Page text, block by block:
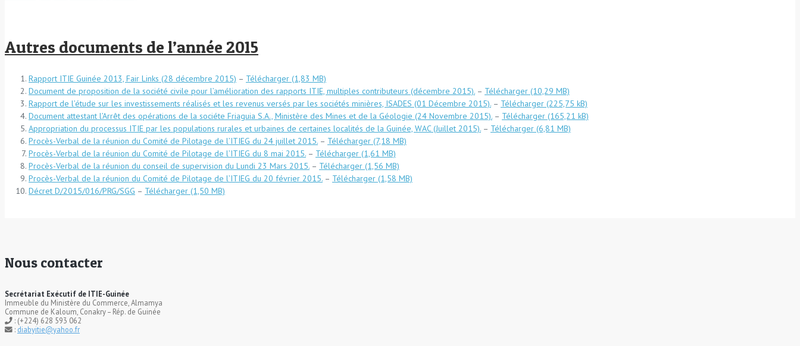
Autres documents de l’année 2015
Rapport ITIE Guinée 2013, Fair Links (28 décembre 2015) – Télécharger
Document de proposition de la société civile pour l’amélioration des rapports ITIE, multiples contributeurs (décembre 2015). – Télécharger
Rapport de l’étude sur les investissements réalisés et les revenus versés par les sociétés minières, ISADES (01 Décembre 2015). – Télécharger
Document attestant l’Arrêt des opérations de la sociéte Friaguia S.A., Ministère des Mines et de la Géologie (24 Novembre 2015). – Télécharger
Appropriation du processus ITIE par les populations rurales et urbaines de certaines localités de la Guinée, WAC (Juillet 2015). – Télécharger
Procès-Verbal de la réunion du Comité de Pilotage de l’ITIEG du 24 juillet 2015. – Télécharger
Procès-Verbal de la réunion du Comité de Pilotage de l’ITIEG du 8 mai 2015. – Télécharger
Procès-Verbal de la réunion du conseil de supervision du Lundi 23 Mars 2015. – Télécharger
Procès-Verbal de la réunion du Comité de Pilotage de l’ITIEG du 20 février 2015. – Télécharger
Décret D/2015/016/PRG/SGG – Télécharger
Nous contacter
Secrétariat Exécutif de ITIE-Guinée
Immeuble du Ministère du Commerce, Almamya
Commune de Kaloum, Conakry – Rép. de Guinée
: (+224) 628 593 062
: diabyitie@yahoo.fr